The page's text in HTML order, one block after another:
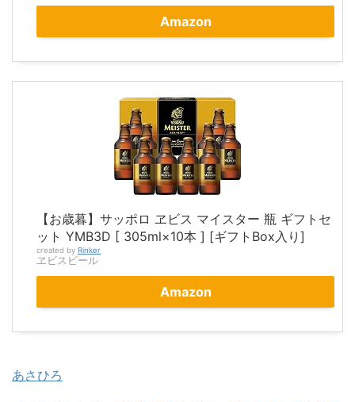
Amazon
【お歳暮】サッポロ ヱビス マイスター 瓶 ギフトセ
ット YMB3D [ 305ml×10本 ] [ギフトBox入り]
created by Rinker
ヱビスビール
Amazon
あさひろ